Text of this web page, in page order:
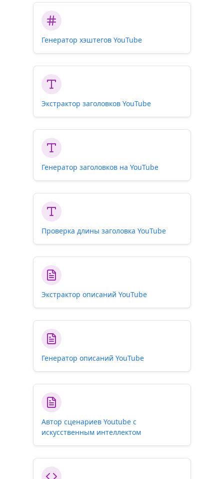
Генератор хэштегов YouTube
Экстрактор заголовков YouTube
Генератор заголовков на YouTube
Проверка длины заголовка YouTube
Экстрактор описаний YouTube
Генератор описаний YouTube
Автор сценариев Youtube с
искусственным интеллектом